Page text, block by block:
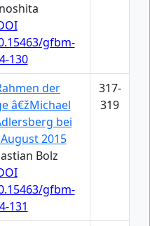
gfbm-
130
der
â€žMichael
bei
2015
Bolz
gfbm-
131
317-
319